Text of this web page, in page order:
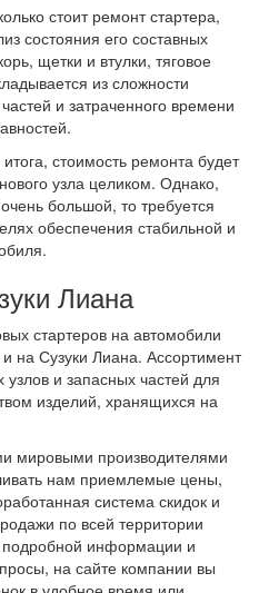
стоит ремонт стартера,
состояния его составных
щетки и втулки, тяговое
из сложности
и затраченного времени
стоимость ремонта будет
узла целиком. Однако,
большой, то требуется
обеспечения стабильной и
Лиана
стартеров на автомобили
на Сузуки Лиана. Ассортимент
и запасных частей для
изделий, хранящихся на
мировыми производителями
нам приемлемые цены,
система скидок и
по всей территории
информации и
на сайте компании вы